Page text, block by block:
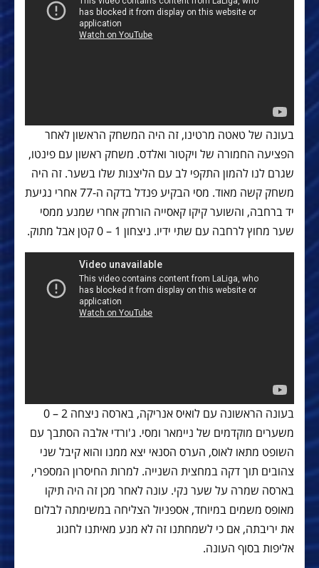
בעונה של טאטה מרטינו, זה היה המשחק הראשון לאחר
הפציעה החמורה של ויקטור ואלדס. משחק ראשון עם פינטו,
שגרם לנו להמון התקפי לב עם הליצנות שלו בשער. זה היה
משחק קשה מאוד. מסי הבקיע פנדל בדקה ה-77 אחרי נגיעת
יד ברחבה, והשוער קיקו קאסייה הורחק אחרי שמנע ממסי
שער מחוץ לרחבה עם שתי ידיו. ניצחון 1 – 0 קטן אבל מתוק.
בעונה הראשונה עם לואיס אנריקה, בארסה ניצחה 2 – 0
משערים מוקדמים של ניימאר ומסי. ג'ורדי אלבה הסתבך עם
השופט מתאו לאוס, הערס הסנאי יצא ממנו והוא קיבל שני
צהובים תוך דקה במחצית השנייה. למרות החיסרון המספרי,
בארסה שמרה על שער נקי. עונה לאחר מכן זה היה תיקו
מאופס משמים במיוחד, אספניול הצליחה במשימתה לבלום
את יריבתה, אם כי לשמחתנו זה לא מנע מאיתנו לחגוג
אליפות בסוף העונה.